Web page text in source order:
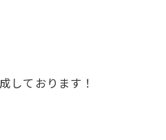
しております！